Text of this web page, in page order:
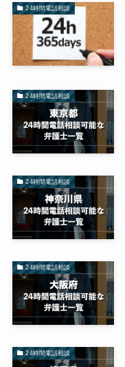
24時間電話相談
24時間電話相談
24時間電話相談
24時間電話相談
24時間電話相談